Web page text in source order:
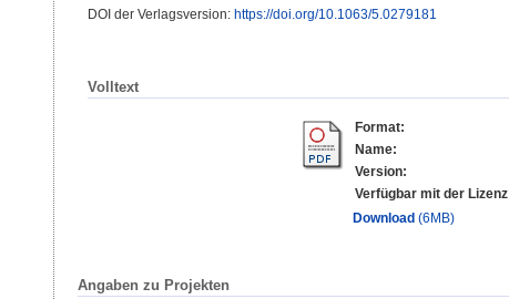
DOI der Verlagsversion: https://doi.org/10.1063/5.0279181
Volltext
Format:
Name:
Version:
Verfügbar mit der Lizenz
Download (6MB)
Angaben zu Projekten